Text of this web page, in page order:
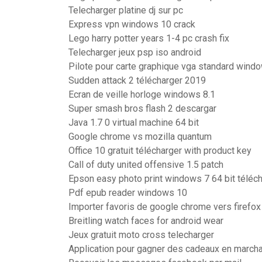
Telecharger platine dj sur pc
Express vpn windows 10 crack
Lego harry potter years 1-4 pc crash fix
Telecharger jeux psp iso android
Pilote pour carte graphique vga standard
Sudden attack 2 télécharger 2019
Ecran de veille horloge windows 8.1
Super smash bros flash 2 descargar
Java 1.7 0 virtual machine 64 bit
Google chrome vs mozilla quantum
Office 10 gratuit télécharger with product key
Call of duty united offensive 1.5 patch
Epson easy photo print windows 7 64 bit
Pdf epub reader windows 10
Importer favoris de google chrome vers firefox
Breitling watch faces for android wear
Jeux gratuit moto cross telecharger
Application pour gagner des cadeaux en